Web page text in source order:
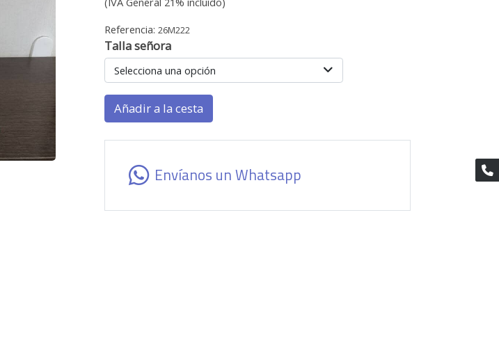
Referencia:26M222
Talla señora
Selecciona una opción
Añadir a la cesta
Envíanos un Whatsapp